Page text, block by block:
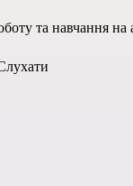
та навчання